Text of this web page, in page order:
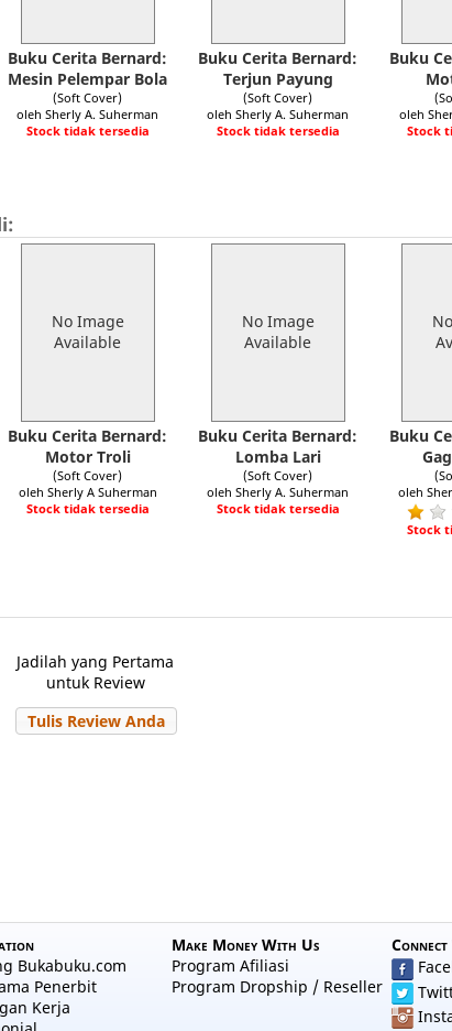
Buku Cerita Bernard:
Mesin Pelempar Bola
(Soft Cover)
oleh Sherly A. Suherman
Stock tidak tersedia
Buku Cerita Bernard:
Terjun Payung
(Soft Cover)
oleh Sherly A. Suherman
Stock tidak tersedia
Buku
oleh
Stock
No Image
Available
Buku Cerita Bernard:
Motor Troli
(Soft Cover)
oleh Sherly A Suherman
Stock tidak tersedia
No Image
Available
Buku Cerita Bernard:
Lomba Lari
(Soft Cover)
oleh Sherly A. Suherman
Stock tidak tersedia
Buku
oleh
Stock
Jadilah yang Pertama
untuk Review
Tulis Review Anda
Bukabuku.com
Penerbit
Kerja
Make Money With Us
Program Afiliasi
Program Dropship / Reseller